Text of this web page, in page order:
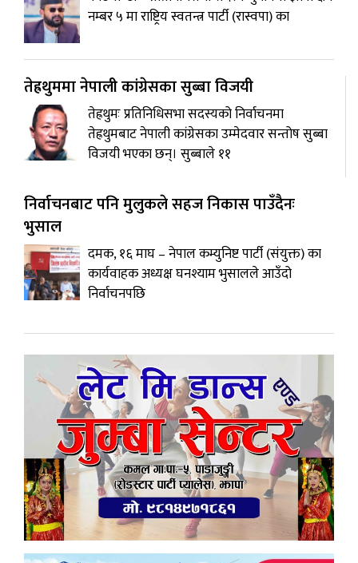
नम्बर ५ मा राष्ट्रिय स्वतन्त्र पार्टी (रास्वपा) का
तेह्रथुममा नेपाली कांग्रेसका सुब्बा विजयी
तेह्रथुमः प्रतिनिधिसभा सदस्यको निर्वाचनमा
तेह्रथुमबाट नेपाली कांग्रेसका उम्मेदवार सन्तोष सुब्बा
विजयी भएका छन्। सुब्बाले ११
निर्वाचनबाट पनि मुलुकले सहज निकास पाउँदैनः
भुसाल
दमक, १६ माघ – नेपाल कम्युनिष्ट पार्टी (संयुक्त) का
कार्यवाहक अध्यक्ष घनश्याम भुसालले आउँदो
निर्वाचनपछि